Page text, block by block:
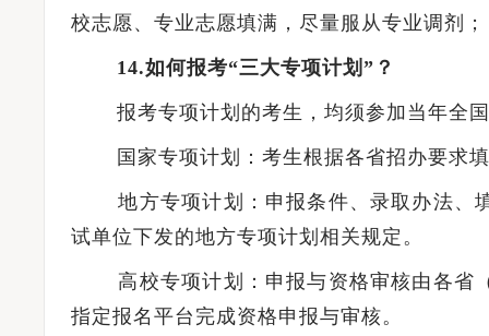
校志愿、专业志愿填满，尽量服从专业调剂
14.如何报考“三大专项计划”？
报考专项计划的考生，均须参加当年全国
国家专项计划：考生根据各省招办要求
地方专项计划：申报条件、录取办法、填
试单位下发的地方专项计划相关规定。
高校专项计划：申报与资格审核由各省（
指定报名平台完成资格申报与审核。